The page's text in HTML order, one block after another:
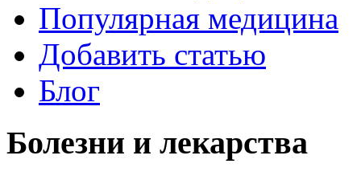
Популярная медицина
Добавить статью
Блог
Болезни и лекарства